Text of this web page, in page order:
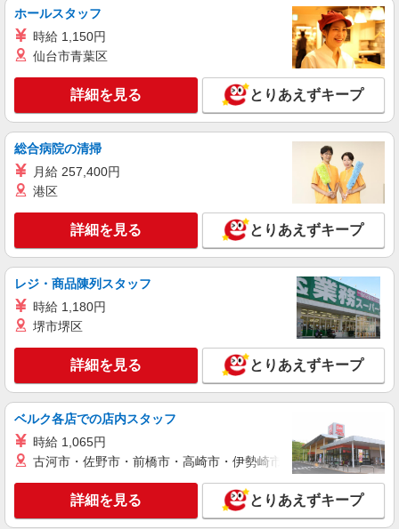
［1］吉祥寺南口店 東京都武蔵野市吉祥寺南
町1-4-1 ［2］永福町店 東京都杉並区和泉3-4-2 上
記2店舗を中心に、JR中央線・京王井の頭線沿線
の店舗（荻窪、高円寺、三鷹、笹塚、初台、阿佐
ヶ谷など）で勤務の可能性があります。 勤務地は
オファーごとに確認できるのでシフトの提出は不
要です。
キープ 詳細を見る
アルバイト
ケンタッキーフライドチキン エリアスタッフ幡ヶ谷南口店
時給1,250円
［1］吉祥寺南口店 東京都武蔵野市吉祥寺南
町1-4-1 ［2］永福町店 東京都杉並区和泉3-4-2 上
記2店舗を中心に、JR中央線・京王井の頭線沿線
の店舗（荻窪、高円寺、三鷹、笹塚、初台、阿佐
ヶ谷など）で勤務の可能性があります。 勤務地は
オファーごとに確認できるのでシフトの提出は不
キープ 詳細を見る
ケンタッキーフライドチキン エリアスタッフ京王笹塚店
KFC店舗サポートスタッフ
時給1,250円
［1］吉祥寺南口店 東京都武蔵野市吉祥寺南
町1-4-1 ［2］永福町店 東京都杉並区和泉3-4-2 上
記2店舗を中心に、JR中央線・京王井の頭線沿線
の店舗（荻窪、高円寺、三鷹、笹塚、初台、阿佐
ヶ谷など）で勤務の可能性があります。 勤務地は
オファーごとに確認できるのでシフトの提出は不
要です。
キープ 詳細を見る
アルバイト パート
ホールスタッフ
時給 1,150円
仙台市青葉区
詳細を見る とりあえずキープ
総合病院の清掃
月給 257,400円
港区
詳細を見る とりあえずキープ
レジ・商品陳列スタッフ
時給 1,180円
堺市堺区
詳細を見る とりあえずキープ
ベルク各店での店内スタッフ
時給 1,065円
古河市・佐野市・前橋市・高崎市・伊勢崎市・太田市・館林市
詳細を見る とりあえずキープ